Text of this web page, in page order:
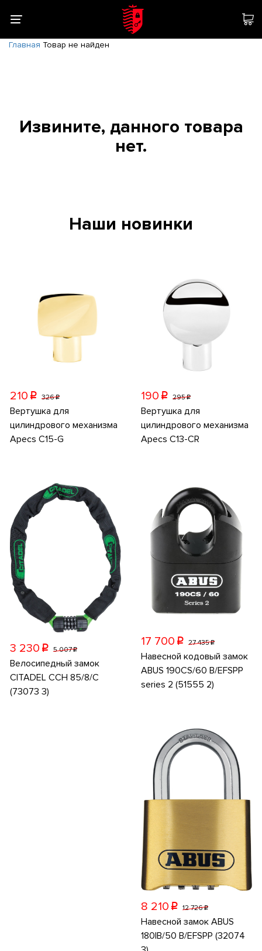
Главная Товар не найден
Извините, данного товара
нет.
Наши новинки
210 p 326p
Вертушка для
цилиндрового механизма
Apecs C15-G
190 p 295p
Вертушка для
цилиндрового механизма
Apecs C13-CR
3 230 p 5 007p
Велосипедный замок
CITADEL CCH 85/8/C
(73073 3)
17 700 p 27 435p
Навесной кодовый замок
ABUS 190CS/60 B/EFSPP
series 2 (51555 2)
8 210 p 12 726p
Навесной замок ABUS
180IB/50 B/EFSPP (32074